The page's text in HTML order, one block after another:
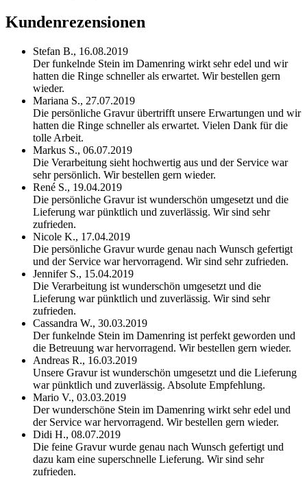
Kundenrezensionen
Stefan B., 16.08.2019
Der funkelnde Stein im Damenring wirkt sehr edel und wir
hatten die Ringe schneller als erwartet. Wir bestellen gern
wieder.
Mariana S., 27.07.2019
Die persönliche Gravur übertrifft unsere Erwartungen und wir
hatten die Ringe schneller als erwartet. Vielen Dank für die
tolle Arbeit.
Markus S., 06.07.2019
Die Verarbeitung sieht hochwertig aus und der Service war
sehr persönlich. Wir bestellen gern wieder.
René S., 19.04.2019
Die persönliche Gravur ist wunderschön umgesetzt und die
Lieferung war pünktlich und zuverlässig. Wir sind sehr
zufrieden.
Nicole K., 17.04.2019
Die persönliche Gravur wurde genau nach Wunsch gefertigt
und der Service war hervorragend. Wir sind sehr zufrieden.
Jennifer S., 15.04.2019
Die Verarbeitung ist wunderschön umgesetzt und die
Lieferung war pünktlich und zuverlässig. Wir sind sehr
zufrieden.
Cassandra W., 30.03.2019
Der funkelnde Stein im Damenring ist perfekt geworden und
die Betreuung war hervorragend. Wir bestellen gern wieder.
Andreas R., 16.03.2019
Unsere Gravur ist wunderschön umgesetzt und die Lieferung
war pünktlich und zuverlässig. Absolute Empfehlung.
Mario V., 03.03.2019
Der wunderschöne Stein im Damenring wirkt sehr edel und
der Service war hervorragend. Wir bestellen gern wieder.
Didi H., 08.07.2019
Die feine Gravur wurde genau nach Wunsch gefertigt und
dazu kam eine superschnelle Lieferung. Wir sind sehr
zufrieden.